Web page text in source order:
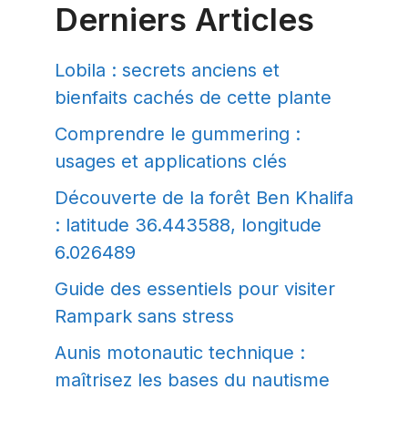
Derniers Articles
Lobila : secrets anciens et
bienfaits cachés de cette plante
Comprendre le gummering :
usages et applications clés
Découverte de la forêt Ben Khalifa
: latitude 36.443588, longitude
6.026489
Guide des essentiels pour visiter
Rampark sans stress
Aunis motonautic technique :
maîtrisez les bases du nautisme